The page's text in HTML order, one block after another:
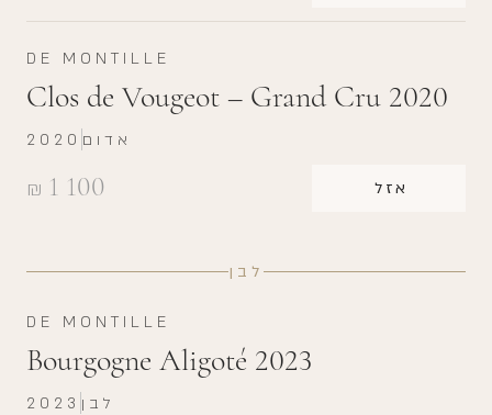
DE MONTILLE
Clos de Vougeot – Grand Cru 2020
₪ 1 100 אזל
2020 אדום
לבן
DE MONTILLE
Bourgogne Aligoté 2023
2023 לבן